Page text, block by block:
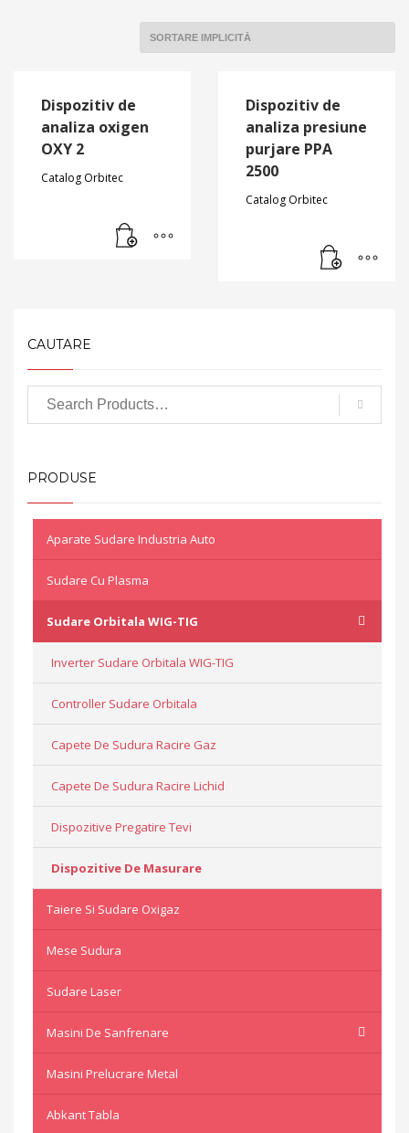
Dispozitiv de
analiza oxigen
OXY 2
Catalog Orbitec
Dispozitiv de
analiza presiune
purjare PPA
2500
Catalog Orbitec
CAUTARE
PRODUSE
Aparate Sudare Industria Auto
Sudare Cu Plasma
Sudare Orbitala WIG-TIG
Inverter Sudare Orbitala WIG-TIG
Controller Sudare Orbitala
Capete De Sudura Racire Gaz
Capete De Sudura Racire Lichid
Dispozitive Pregatire Tevi
Dispozitive De Masurare
Taiere Si Sudare Oxigaz
Mese Sudura
Sudare Laser
Masini De Sanfrenare
Masini Prelucrare Metal
Abkant Tabla